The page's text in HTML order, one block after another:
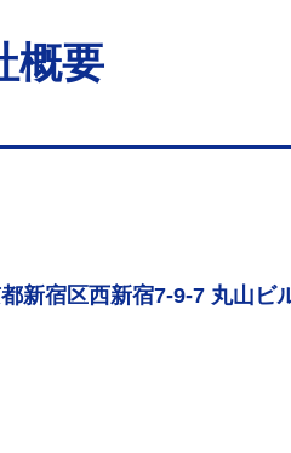
概要
新宿区西新宿7-9-7 丸山ビ